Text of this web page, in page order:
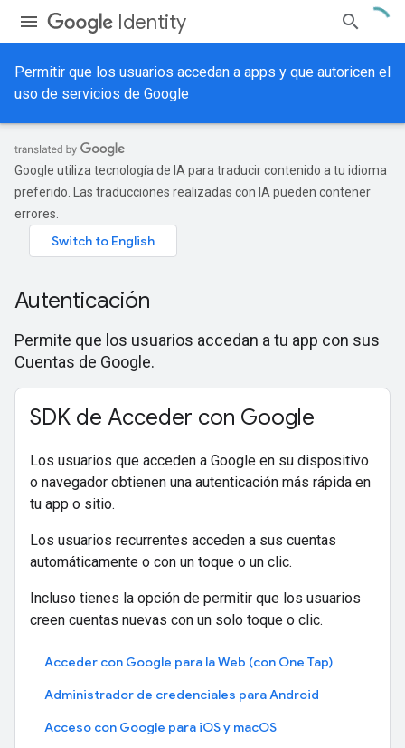
Identity
Permitir que los usuarios accedan a apps y que autoricen el
uso de servicios de Google
Google utiliza tecnología de IA para traducir contenido a tu idioma
preferido. Las traducciones realizadas con IA pueden contener
errores.
Autenticación
Permite que los usuarios accedan a tu app con sus
Cuentas de Google.
SDK de Acceder con Google
Los usuarios que acceden a Google en su dispositivo
o navegador obtienen una autenticación más rápida en
tu app o sitio.
Los usuarios recurrentes acceden a sus cuentas
automáticamente o con un toque o un clic.
Incluso tienes la opción de permitir que los usuarios
creen cuentas nuevas con un solo toque o clic.
Acceder con Google para la Web (con One Tap)
Administrador de credenciales para Android
Acceso con Google para iOS y macOS